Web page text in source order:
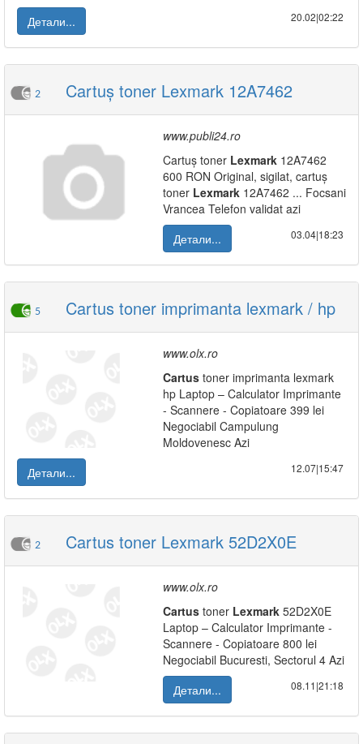
Детали...
20.02|02:22
2 Cartuș toner Lexmark 12A7462
www.publi24.ro
Cartuș toner Lexmark 12A7462
600 RON Original, sigilat, cartuș
toner Lexmark 12A7462 ... Focsani
Vrancea Telefon validat azi
Детали...
03.04|18:23
5 Cartus toner imprimanta lexmark / hp
www.olx.ro
Cartus toner imprimanta lexmark
hp Laptop – Calculator Imprimante
- Scannere - Copiatoare 399 lei
Negociabil Campulung
Moldovenesc Azi
Детали...
12.07|15:47
2 Cartus toner Lexmark 52D2X0E
www.olx.ro
Cartus toner Lexmark 52D2X0E
Laptop – Calculator Imprimante -
Scannere - Copiatoare 800 lei
Negociabil Bucuresti, Sectorul 4 Azi
Детали...
08.11|21:18